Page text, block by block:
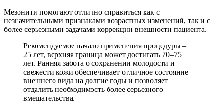
Мезонити помогают отлично справиться как с
незначительными признаками возрастных изменений, так и с
более серьезными задачами коррекции внешности пациента.
Рекомендуемое начало применения процедуры –
25 лет, верхняя граница может достигать 70–75
лет. Ранняя забота о сохранении молодости и
свежести кожи обеспечивает отличное состояние
внешнего вида на долгие годы и позволяет
отдалить необходимость более серьезного
вмешательства.